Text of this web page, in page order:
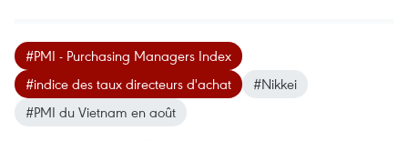
#PMI - Purchasing Managers Index
#indice des taux directeurs d'achat
#Nikkei
#PMI du Vietnam en août